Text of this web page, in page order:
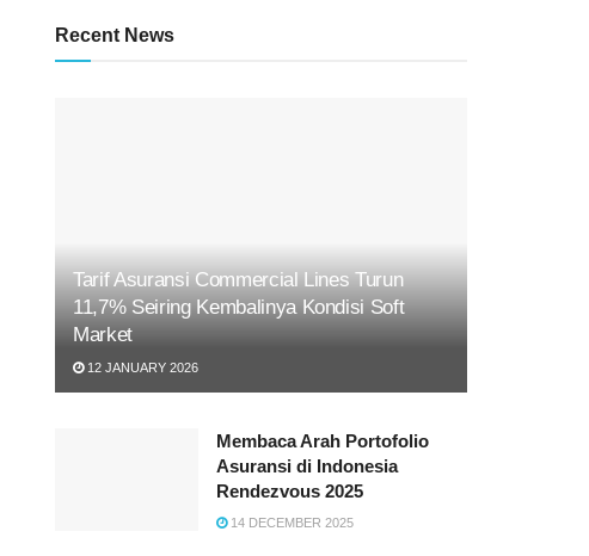
Recent News
Tarif Asuransi Commercial Lines Turun
11,7% Seiring Kembalinya Kondisi Soft
Market
12 JANUARY 2026
Membaca Arah Portofolio
Asuransi di Indonesia
Rendezvous 2025
14 DECEMBER 2025